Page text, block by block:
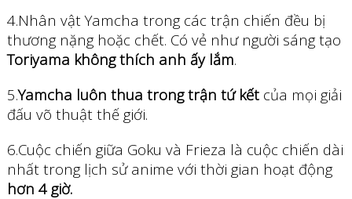
4.Nhân vật Yamcha trong các trận chiến đều bị
thương nặng hoặc chết. Có vẻ như người sáng tạo
Toriyama không thích anh ấy lắm.
5.Yamcha luôn thua trong trận tứ kếtcủa mọi giải
đấu võ thuật thế giới.
6.Cuộc chiến giữa Goku và Frieza là cuộc chiến dài
nhất trong lịch sử anime với thời gian hoạt động
hơn 4 giờ.